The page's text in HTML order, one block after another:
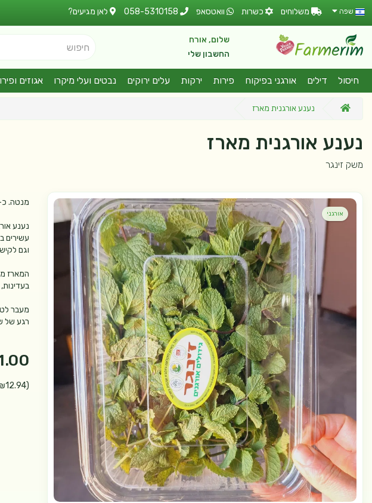
שפה משלוחים כשרות וואטסאפ 058-5310158 לאן מגיעים?
שלום, אורח
החשבון שלי
חיפוש
חיסול דילים אורגני בפיקוח פירות ירקות עלים ירוקים נבטים ועלי מיקרו אגוזים
נענע אורגנית מארז
נענע אורגנית מארז
משק זינגר
אורגני
מנטה. כ-85 ג'. קופסא השומרת על
נענע
עשירים
וגם
מעבר
רגע של
(₪12.94 ל- 100 גר')